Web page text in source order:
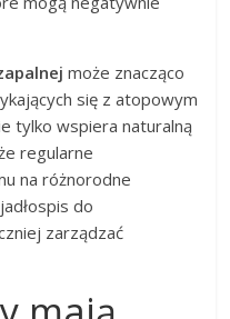
może znacząco
się z atopowym
tylko wspiera naturalną
regularne
na różnorodne
do
zarządzać